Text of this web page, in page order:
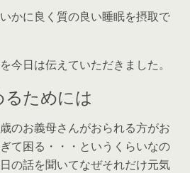
かに良く質の良い睡眠を摂取で
今日は伝えていただきました。
ためには
のお義母さんがおられる方がお
て困る・・・というくらいなの
の話を聞いてなぜそれだけ元気